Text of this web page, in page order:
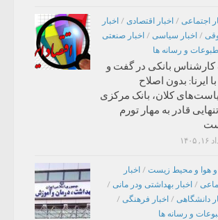
اجتماعی / اخبار اقتصادی / اخبار
/ اخبار سیاسی / اخبار صنعتی
و رسانه ها
کارشناس بانکی در گفت و
ایرنا: بدون اصلاح
کلان، بانک مرکزی
قادر به مهار تورم
و هوا و محیط زیست / اخبار
/ اخبار بهداشتی ودر مانی /
دانشگاهی / اخبار فرهنگی /
و رسانه ها